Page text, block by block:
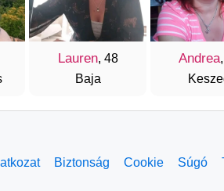
Lauren, 48
Baja
Andrea
Biztonság Cookie Súgó